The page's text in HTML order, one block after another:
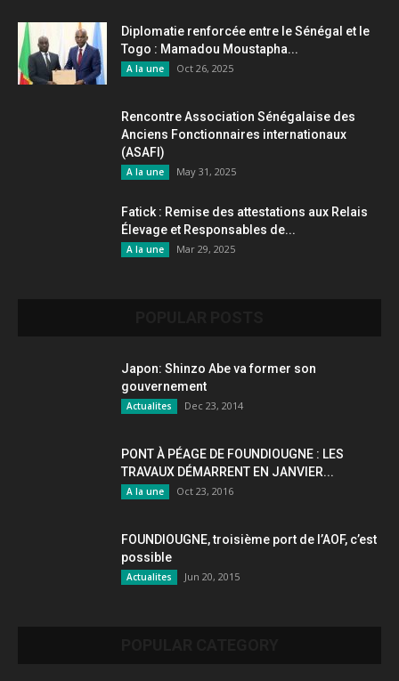
Diplomatie renforcée entre le Sénégal et le
Togo : Mamadou Moustapha...
A la une Oct 26, 2025
Rencontre Association Sénégalaise des
Anciens Fonctionnaires internationaux
(ASAFI)
A la une May 31, 2025
Fatick : Remise des attestations aux Relais
Élevage et Responsables de...
A la une Mar 29, 2025
Japon: Shinzo Abe va former son
gouvernement
Actualites Dec 23, 2014
PONT À PÉAGE DE FOUNDIOUGNE : LES
TRAVAUX DÉMARRENT EN JANVIER...
A la une Oct 23, 2016
FOUNDIOUGNE, troisième port de l’AOF, c’est
possible
Actualites Jun 20, 2015